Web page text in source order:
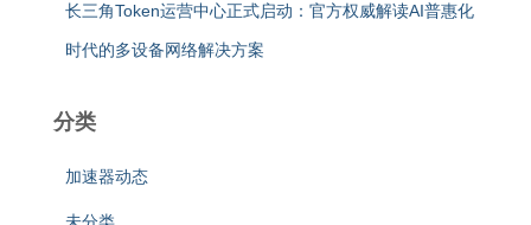
长三角Token运营中心正式启动：官方权威解读AI普惠化
时代的多设备网络解决方案
分类
加速器动态